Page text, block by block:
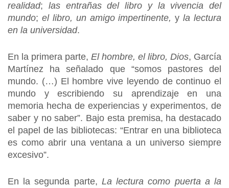
realidad; las entrañas del libro y la vivencia del
mundo; el libro, un amigo impertinente, yla lectura
en la universidad.
En la primera parte, El hombre, el libro, Dios, García
Martínez ha señalado que “somos pastores del
mundo. (…) El hombre vive leyendo de continuo el
mundo y escribiendo su aprendizaje en una
memoria hecha de experiencias y experimentos, de
saber y no saber”. Bajo esta premisa, ha destacado
el papel de las bibliotecas: “Entrar en una biblioteca
es como abrir una ventana a un universo siempre
excesivo”.
En la segunda parte, La lectura como puerta a la